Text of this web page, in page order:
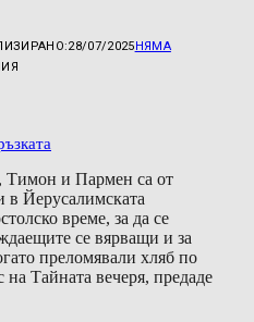
28/07/2025НЯМА
Тимон и Пармен са от
в Йерусалимската
време, за да се
се вярващи и за
преломявали хляб по
Тайната вечеря, предаде